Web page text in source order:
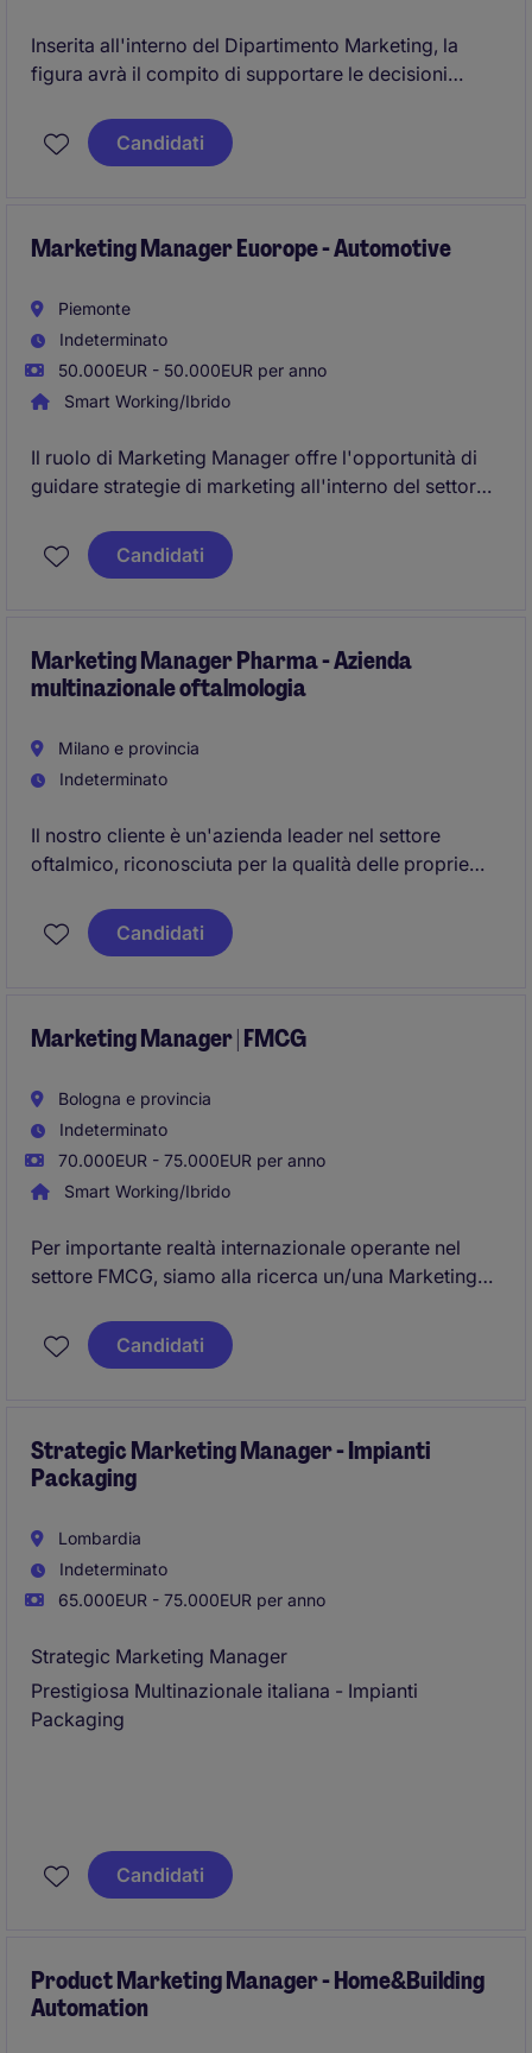
Inserita all'interno del Dipartimento Marketing, la
figura avrà il compito di supportare le decisioni
dei consumatori e delle performance dei brand. Sarà
responsabile dell'identificazione di insight e
iniziative di marketing.
Candidati
Marketing Manager Euorope - Automotive
Piemonte
Indeterminato
50.000EUR - 50.000EUR per anno
Smart Working/Ibrido
Il ruolo di Marketing Manager offre l'opportunità di
guidare strategie di marketing all'interno del settore
nell'analisi di mercato, nella pianificazione strategica
e nell'implementazione di strategia di sviluppo
Candidati
Marketing Manager Pharma - Azienda
multinazionale oftalmologia
Milano e provincia
Indeterminato
Il nostro cliente è un'azienda leader nel settore
oftalmico, riconosciuta per la qualità delle proprie
all'innovazione scientifica. Nell'ottica di un
potenziamento della struttura Marketing, siamo alla
Candidati
Marketing Manager | FMCG
Bologna e provincia
Indeterminato
70.000EUR - 75.000EUR per anno
Smart Working/Ibrido
Per importante realtà internazionale operante nel
settore FMCG, siamo alla ricerca un/una Marketing
mercato italiano e coordinare un team composto da
professionisti dedicati al Brand Management e al
Candidati
Strategic Marketing Manager - Impianti
Packaging
Lombardia
Indeterminato
65.000EUR - 75.000EUR per anno
Strategic Marketing Manager
Prestigiosa Multinazionale italiana - Impianti
Packaging
Candidati
Product Marketing Manager - Home&Building
Automation